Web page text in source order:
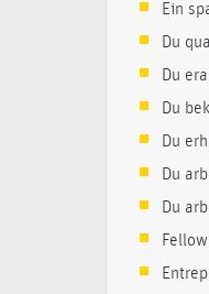
Ein
Du
Du
Du
Du
Du
Du